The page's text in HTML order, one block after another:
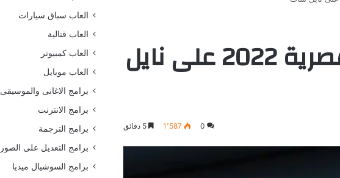
ترددات قنوات السينما المصرية 2022 على نايل
0 1٬587
العاب سباق سيارات
العاب قتالية
العاب كمبيوتر
العاب موبايل
برامج الاغانى والموسيقى
برامج الانترنت
برامج الترجمة
برامج التعديل على الصور
برامج السوشيال ميديا